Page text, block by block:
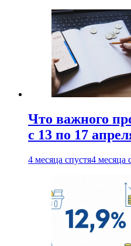
Что важного
с 13 по 17
4 месяца спустя4 месяца